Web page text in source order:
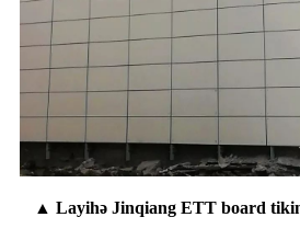
▲ Layihə Jinqiang ETT board